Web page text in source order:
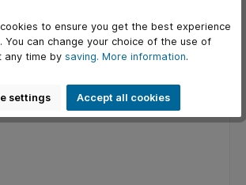
Een idee voor jouw kantoor?
to ensure you get the best experience
You can change your choice of the use of
any time by saving. More information.
settings Accept all cookies